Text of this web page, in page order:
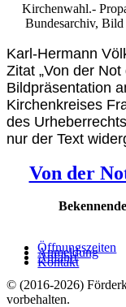
Kirchenwahl.-
Bundesarchiv,
Karl-Hermann
Zitat „Von der
Bildpräsentation
Kirchenkreises
des
nur der Text
Von der
Öffnungszeiten
Anmeldung
Anfahrt
Kontakt
© (2016-2026)
vorbehalten.